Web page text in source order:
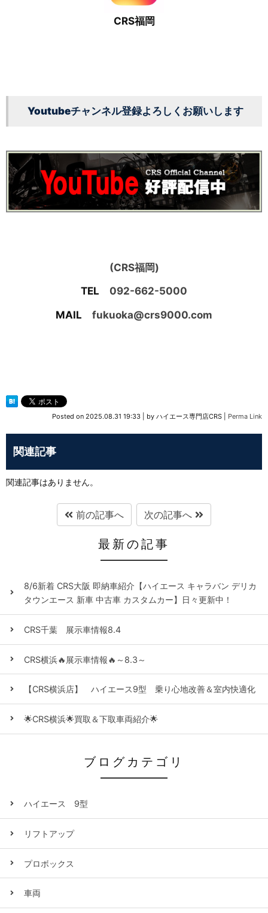
CRS福岡
Youtubeチャンネル登録よろしくお願いします
(CRS福岡)
TEL 092-662-5000
MAIL fukuoka@crs9000.com
Posted on 2025.08.31 19:33 by ハイエース専門店CRS Perma Link
関連記事
関連記事はありません。
前の記事へ 次の記事へ
最新の記事
8/6新着 CRS大阪 即納車紹介【ハイエース キャラバン デリカ
タウンエース 新車 中古車 カスタムカー】日々更新中！
CRS千葉 展示車情報8.4
CRS横浜🔥展示車情報🔥～8.3～
【CRS横浜店】 ハイエース9型 乗り心地改善＆室内快適化
🌟CRS横浜🌟買取＆下取車両紹介🌟
ブログカテゴリ
ハイエース 9型
リフトアップ
プロボックス
車両